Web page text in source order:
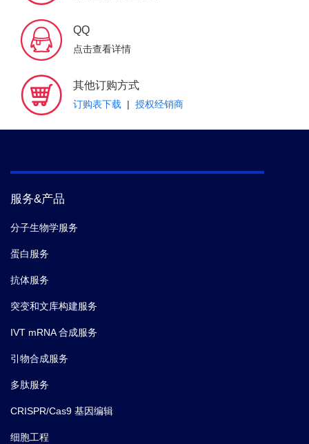
QQ
点击查看详情
其他订购方式
订购表下载 | 授权经销商
服务&产品
分子生物学服务
蛋白服务
抗体服务
突变和文库构建服务
IVT mRNA 合成服务
引物合成服务
多肽服务
CRISPR/Cas9 基因编辑
细胞工程